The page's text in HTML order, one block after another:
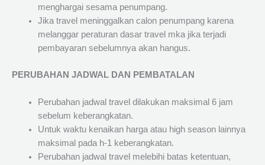
menghargai sesama penumpang.
Jika travel meninggalkan calon penumpang karena
melanggar peraturan dasar travel mka jika terjadi
pembayaran sebelumnya akan hangus.
PERUBAHAN JADWAL DAN PEMBATALAN
Perubahan jadwal travel dilakukan maksimal 6 jam
sebelum keberangkatan.
Untuk waktu kenaikan harga atau high season lainnya
maksimal pada h-1 keberangkatan.
Perubahan jadwal travel melebihi batas ketentuan,